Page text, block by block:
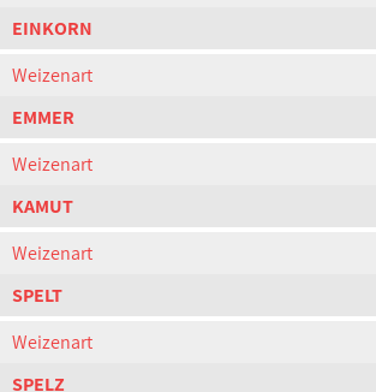
EINKORN
Weizenart
EMMER
Weizenart
KAMUT
Weizenart
SPELT
Weizenart
SPELZ